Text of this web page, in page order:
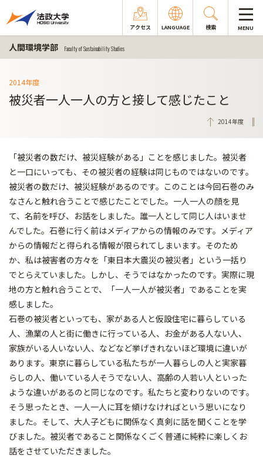
アクセス LANGUAGE 検索 MENU
人間環境学部 Faculty of Sustainability Studies
2014年度
被災者一人一人の方と接して感じたこと
2014年度
「被災者の数だけ、被災経験がある」ことを感じました。被災者
と一口にいっても、その被災者の経験は同じものではないのです。
被災者の数だけ、被災経験があるのです。このことは今回石巻のみ
なさんと触れ合うことで感じたことでした。一人一人の顔を見
て、名前を呼び、お話をしました。誰一人として同じ人はいませ
んでした。石巻に行く前はメディアからの情報のみです。メディア
からの情報だと得られる情報が限られてしまいます。そのため
か、私は被害者の方々を「東日本大震災の被災者」という一括り
でとらえていました。しかし、そうではなかったのです。実際に現
地の方と触れ合うことで、「一人一人が被災者」であることを実
感しました。
石巻の被災者といっても、家がある人と仮設住宅に暮らしている
人、漁業の人と街に働きに行っている人、お金がある人ない人、
家族がいる人いない人、などなど挙げきれないほど環境に違いが
あります。東京に暮らしている私たちが一人暮らしの人と実家暮
らしの人、働いている人そうでない人、高齢の人若い人といった
ような違いがあるのと同じなのです。私たちと変わりないのです。
そう思ったとき、一人一人に耳を傾けなければという思いになり
ました。そして、大人子どもに関係なく真剣に話を聞くことを学
びました。被災者であること関係なくごく普通に純粋に楽しくお
話をさせていただきました。